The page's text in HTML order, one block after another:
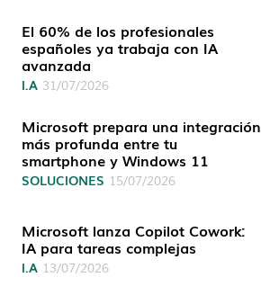
El 60% de los profesionales
españoles ya trabaja con IA
avanzada
I.A 31/07/2026
Microsoft prepara una integración
más profunda entre tu
smartphone y Windows 11
SOLUCIONES 15/07/2026
Microsoft lanza Copilot Cowork:
IA para tareas complejas
I.A 13/07/2026